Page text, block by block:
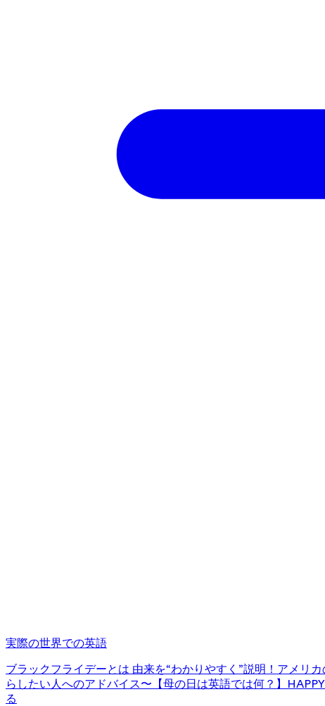
実際の世界での英語
ブラックフライデーとは 由来を“わかりやすく”説明！ アメリ
らしたい人へのアドバイス〜 【母の日は英語では何？】
る